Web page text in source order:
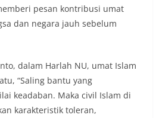
pesan kontribusi umat
dan negara jauh sebelum
dalam Harlah NU, umat Islam
“Saling bantu yang
keadaban. Maka civil Islam di
karakteristik toleran,